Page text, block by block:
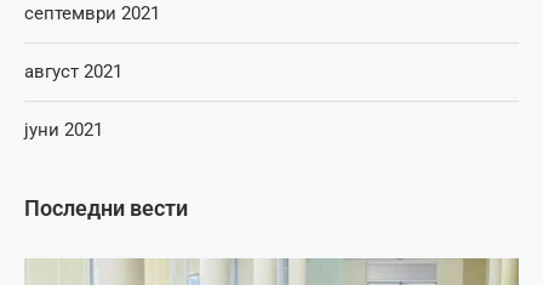
Последни вести
септември 2021
август 2021
јуни 2021